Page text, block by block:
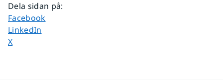
Dela sidan på:
Dela sidan på
Facebook
Dela sidan på
LinkedIn
Dela sidan på
X